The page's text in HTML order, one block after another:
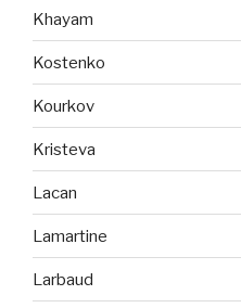
Khayam
Kostenko
Kourkov
Kristeva
Lacan
Lamartine
Larbaud